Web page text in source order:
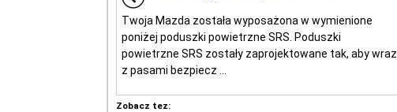
Twoja Mazda została wyposażona w wymienione
poniżej poduszki powietrzne SRS. Poduszki
powietrzne SRS zostały zaprojektowane tak, aby wraz
z pasami bezpiecz ...
Zobacz tez: